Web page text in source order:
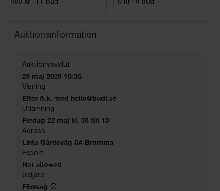
400 kr · bud 0 kr · 0 bud
Auktionsinformation
Auktionsavslut
20 maj 2026 10:35
Visning
Efter ö.k. med hello@budi.se
Utlämning
Fredag 22 maj kl. 08 till 13
Adress
Linta Gårdsväg 5A Bromma
Export
Not allowed
Säljare
Företag